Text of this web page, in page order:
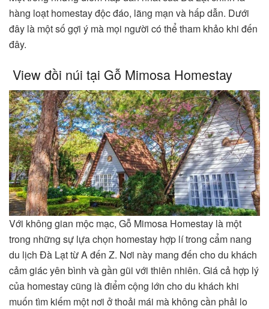
hàng loạt homestay độc đáo, lãng mạn và hấp dẫn. Dưới
đây là một số gợi ý mà mọi người có thể tham khảo khi đến
đây.
View đồi núi tại Gỗ Mimosa Homestay
Với không gian mộc mạc, Gỗ Mimosa Homestay là một
trong những sự lựa chọn homestay hợp lí trong cẩm nang
du lịch Đà Lạt từ A đến Z. Nơi này mang đến cho du khách
cảm giác yên bình và gần gũi với thiên nhiên. Giá cả hợp lý
của homestay cũng là điểm cộng lớn cho du khách khi
muốn tìm kiếm một nơi ở thoải mái mà không cần phải lo